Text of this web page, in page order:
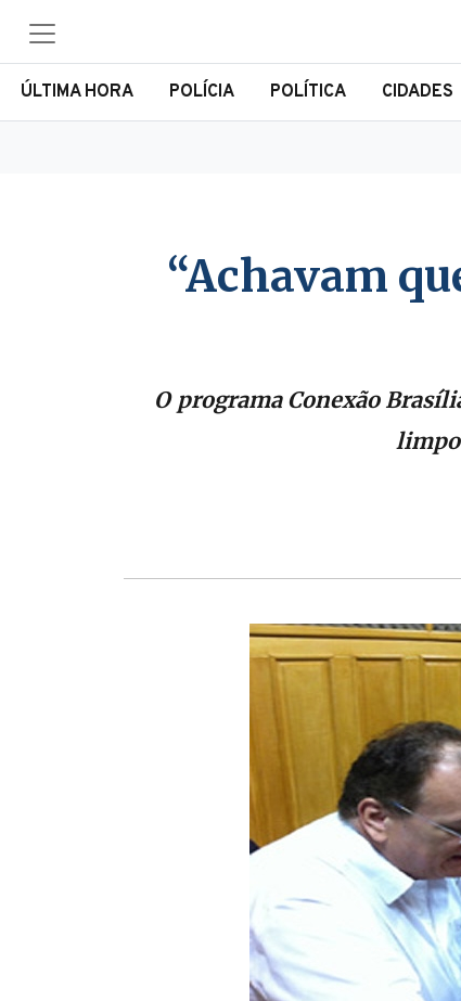
ÚLTIMA HORA POLÍCIA POLÍTICA CIDADES
“Achavam
O programa Conexão
limpo